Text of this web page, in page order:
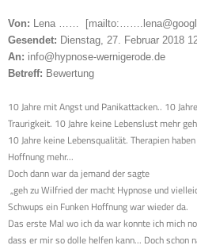
Von: Lena ……
Gesendet: Dienstag, 27. Februar 2018
An: info@hypnose-wernigerode.de
Betreff: Bewertung
10 Jahre mit Angst und Panikattacken.. 10
Traurigkeit. 10 Jahre keine Lebenslust mehr
10 Jahre keine Lebensqualität. Therapien
Hoffnung mehr...
Doch dann war da jemand der sagte
„geh zu Wilfried der macht Hypnose und
Schwups ein Funken Hoffnung war wieder da.
Das erste Mal wo ich da war konnte ich mich
dass er mir so dolle helfen kann... Doch schon